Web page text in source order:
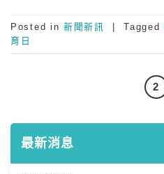
最新消息
Posted in 新聞新訊 | Tagged
育日
2